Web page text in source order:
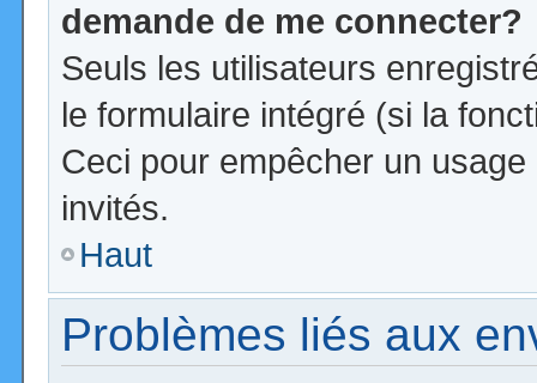
demande de me connecter?
Seuls les utilisateurs
le formulaire intégré (si la
Ceci pour empêcher un
invités.
Haut
Problèmes liés aux